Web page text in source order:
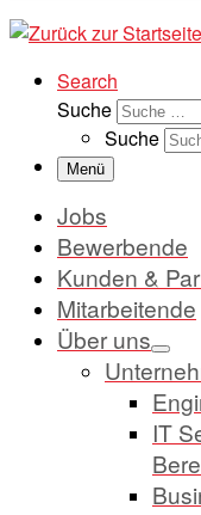
Search
Suche
Suche
Menü
Jobs
Bewerbende
Kunden &
Mitarbeitende
Über uns
IT